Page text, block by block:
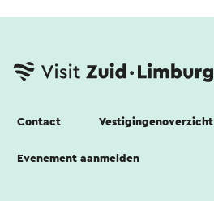
Contact Vestigingenoverzicht
Evenement aanmelden